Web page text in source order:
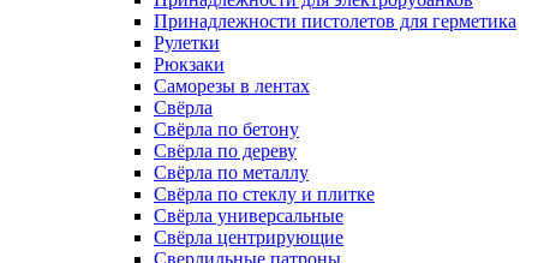
Принадлежности пистолетов для герметика
Рулетки
Рюкзаки
Саморезы в лентах
Свёрла
Свёрла по бетону
Свёрла по дереву
Свёрла по металлу
Свёрла по стеклу и плитке
Свёрла универсальные
Свёрла центрирующие
Сверлильные патроны